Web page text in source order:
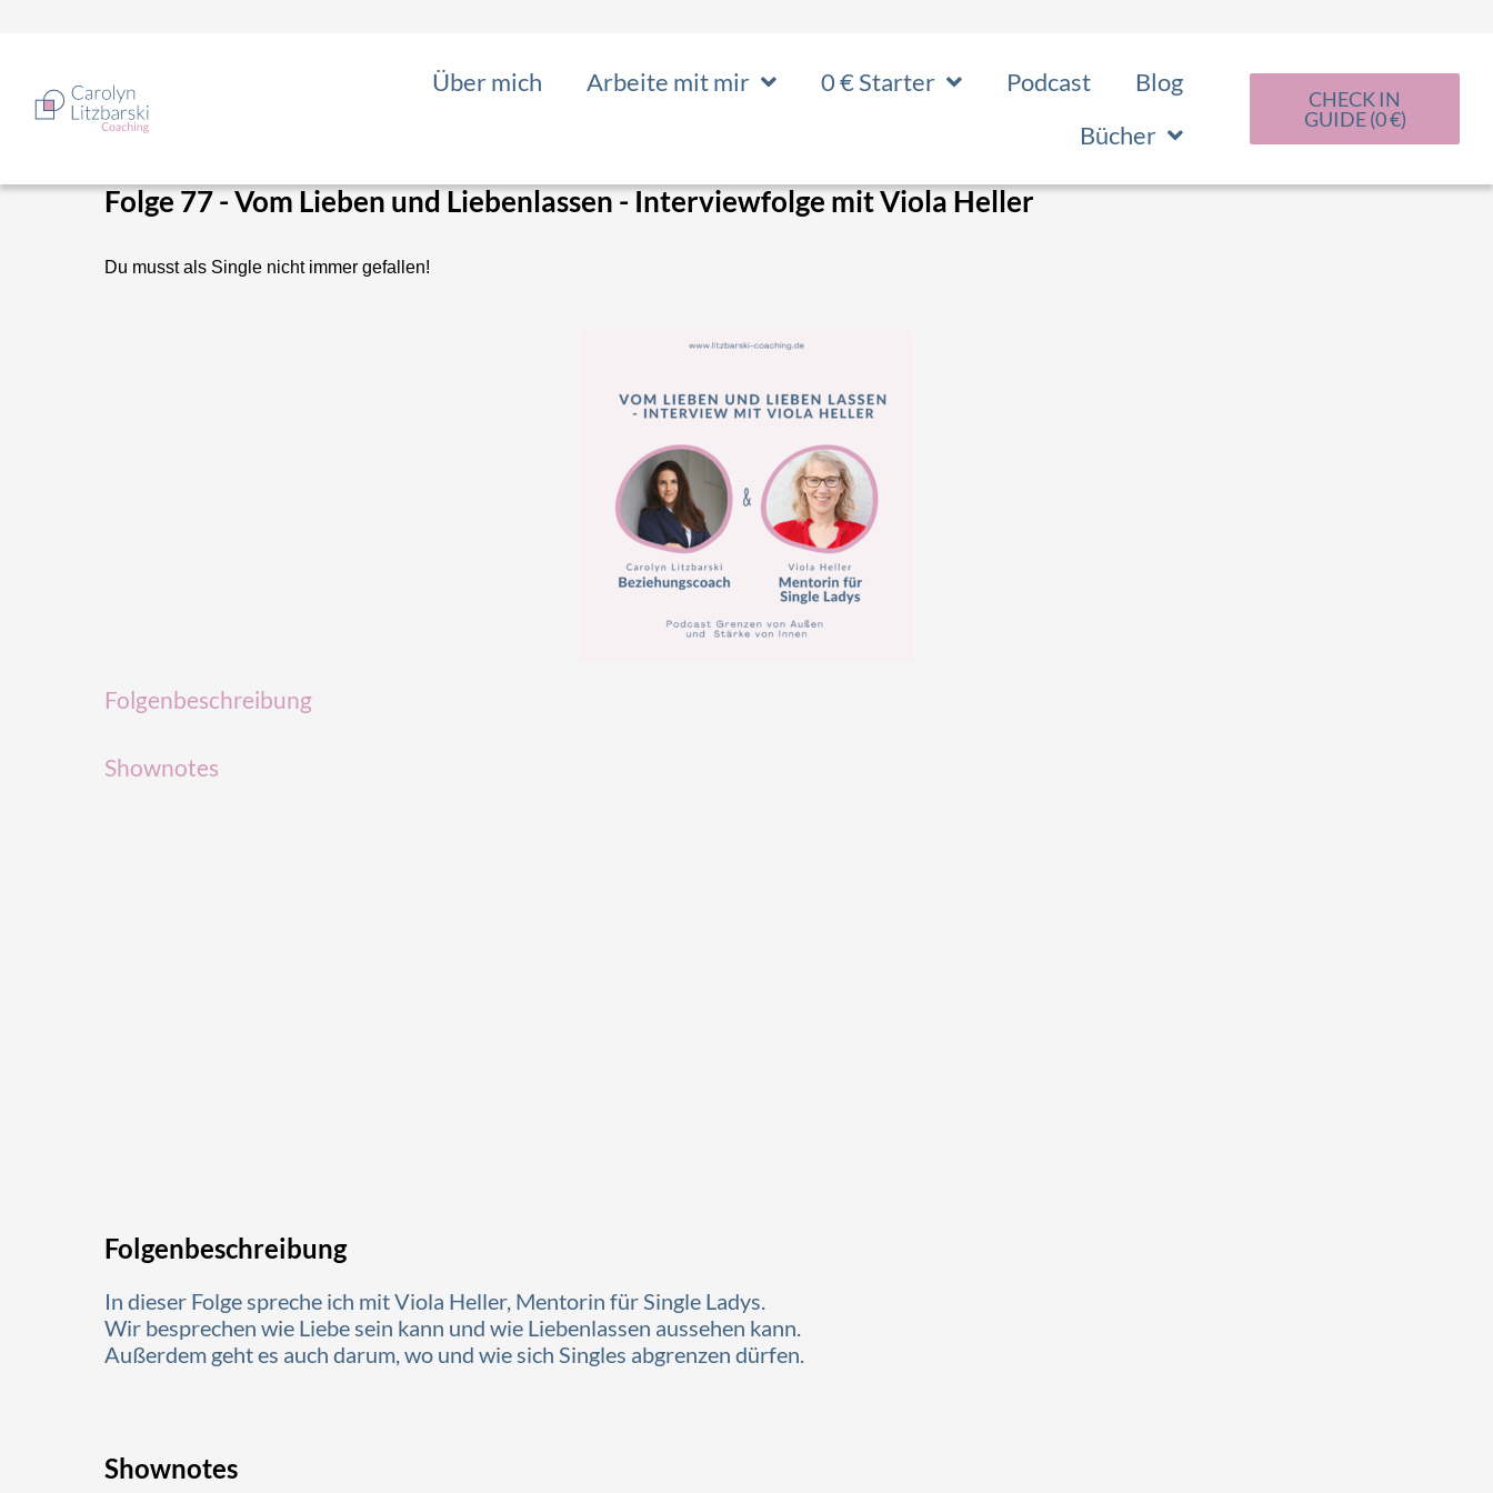
Über mich Arbeite mit mir 0 € Starter Podcast
Blog
Bücher
CHECK IN
GUIDE (0 €)
Folge 77 - Vom Lieben und Liebenlassen - Interviewfolge mit Viola Heller
Du musst als Single nicht immer gefallen!
Folgenbeschreibung
Shownotes
Folgenbeschreibung
In dieser Folge spreche ich mit Viola Heller, Mentorin für Single Ladys.
Wir besprechen wie Liebe sein kann und wie Liebenlassen aussehen kann.
Außerdem geht es auch darum, wo und wie sich Singles abgrenzen dürfen.
Shownotes